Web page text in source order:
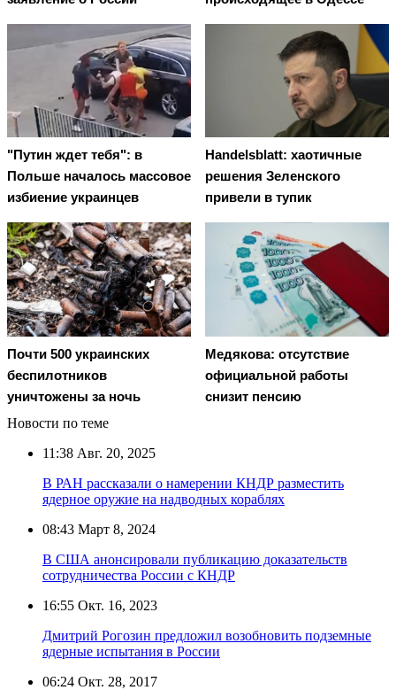
"Путин ждет тебя": в
Польше началось массовое
избиение украинцев
Handelsblatt: хаотичные
решения Зеленского
привели в тупик
Почти 500 украинских
беспилотников
уничтожены за ночь
Медякова: отсутствие
официальной работы
снизит пенсию
Новости по теме
11:38 Авг. 20, 2025
В РАН рассказали о намерении КНДР разместить
ядерное оружие на надводных кораблях
08:43 Март 8, 2024
В США анонсировали публикацию доказательств
сотрудничества России с КНДР
16:55 Окт. 16, 2023
Дмитрий Рогозин предложил возобновить подземные
ядерные испытания в России
06:24 Окт. 28, 2017